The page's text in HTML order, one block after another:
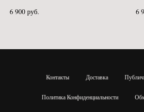
6 900 руб. 6
Контакты Доставка
Политика Конфиденциальности